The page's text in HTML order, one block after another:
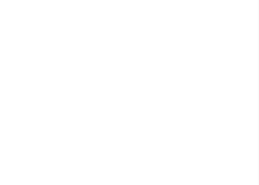
des bulletins sur
par courriel. Avec
nous permettent
d’utilisateurs
page en particulier,
que ces pages sont